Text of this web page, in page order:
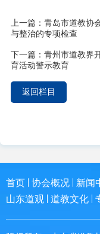
上一篇： 青岛市道教协
与整治的专项检查
下一篇： 青州市道教界
育活动警示教育
返回栏目
首页 协会概况 新闻
山东道观
道教文化